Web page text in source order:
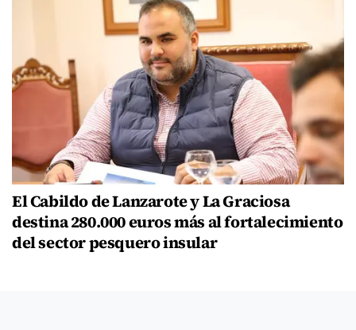
El Cabildo de Lanzarote y La Graciosa
destina 280.000 euros más al fortalecimiento
del sector pesquero insular